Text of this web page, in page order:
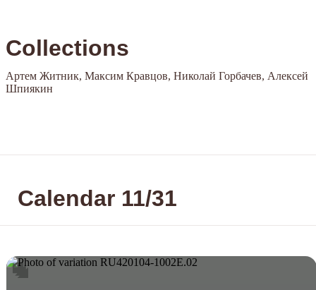
Collections
Артем Житник, Максим Кравцов, Николай Горбачев, Алексей
Шпиякин
Calendar 11/31